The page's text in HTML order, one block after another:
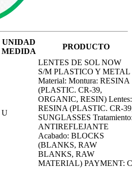
UNIDAD
MEDIDA
PRODUCTO
U
LENTES DE SOL NOW
S/M PLASTICO Y METAL
Material: Montura: RESINA
(PLASTIC. CR-39,
ORGANIC, RESIN) Lentes:
RESINA (PLASTIC. CR-
SUNGLASSES
ANTIREFLEJANTE
Acabado: BLOCKS
(BLANKS, RAW
BLANKS, RAW
MATERIAL) PAYMENT: C